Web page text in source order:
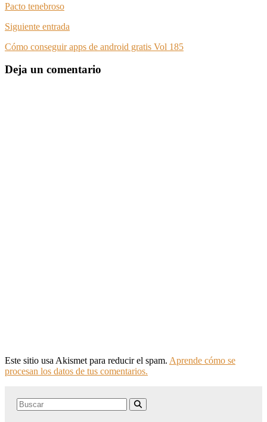
Pacto tenebroso
Siguiente entrada
Cómo conseguir apps de android gratis Vol 185
Deja un comentario
Este sitio usa Akismet para reducir el spam. Aprende cómo se
procesan los datos de tus comentarios.
Search